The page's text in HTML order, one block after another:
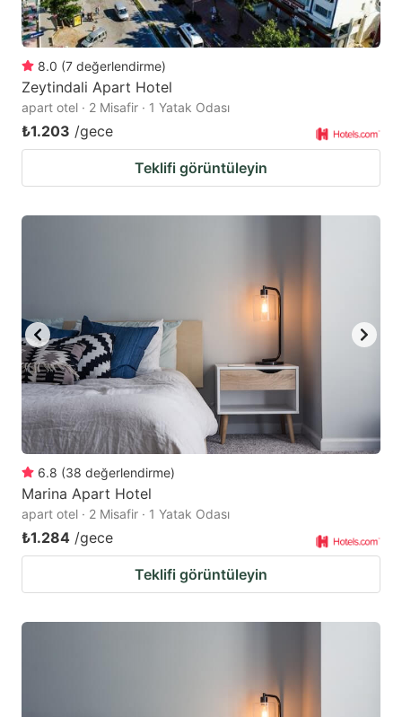
8.0 (7 değerlendirme)
Zeytindali Apart Hotel
apart otel · 2 Misafir · 1 Yatak Odası
₺1.203 /gece
Teklifi görüntüleyin
6.8 (38 değerlendirme)
Marina Apart Hotel
apart otel · 2 Misafir · 1 Yatak Odası
₺1.284 /gece
Teklifi görüntüleyin